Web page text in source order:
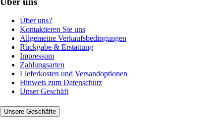
Über uns?
Kontaktieren Sie uns
Allgemeine Verkaufsbedingungen
Rückgabe & Erstattung
Impressum
Zahlungsarten
Lieferkosten und Versandoptionen
Hinweis zum Datenschutz
Unser Geschäft
Unsere Geschäfte